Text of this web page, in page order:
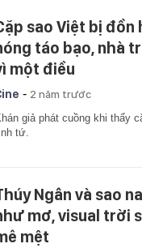
sao Việt bị đồn
táo bạo, nhà
một điều
- 2 năm trước
giả phát cuồng khi thấy
tứ.
Ngân và sao
mơ, visual trời
mệt